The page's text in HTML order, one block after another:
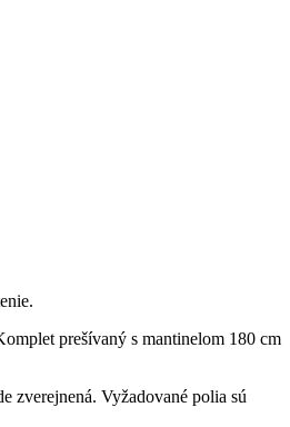
prešívaný s mantinelom 180 cm
zverejnená. Vyžadované polia sú